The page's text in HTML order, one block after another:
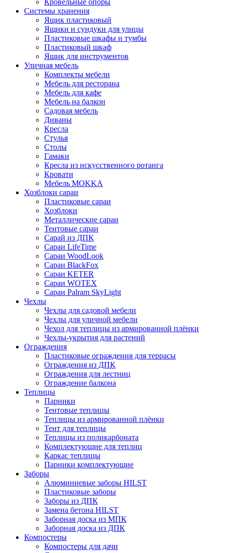
Кровельные опоры
Системы хранения
Ящик пластиковый
Ящики и сундуки для улицы
Пластиковые шкафы и тумбы
Пластиковый шкаф
Ящик для инструментов
Уличная мебель
Комплекты мебели
Мебель для ресторана
Мебель для кафе
Мебель на балкон
Садовая мебель
Диваны
Кресла
Стулья
Столы
Гамаки
Кресла из искусственного ротанга
Кровати
Мебель MOKKA
Хозблоки сараи
Пластиковые сараи
Хозблоки
Металлические сараи
Тентовые сараи
Сарай из ДПК
Cараи LifeTime
Cараи WoodLook
Сараи BlackFox
Сараи KETER
Сараи WOTEX
Сараи Palram SkyLight
Чехлы
Чехлы для садовой мебели
Чехлы для уличной мебели
Чехол для теплицы из армированной плёнки
Чехлы-укрытия для растений
Ограждения
Пластиковые ограждения для террасы
Ограждения из ДПК
Ограждения для лестниц
Ограждение балкона
Теплицы
Парники
Тентовые теплицы
Теплицы из армированной плёнки
Тент для теплицы
Теплицы из поликарбоната
Комплектующие для теплиц
Каркас теплицы
Парники комплектующие
Заборы
Алюминиевые заборы HILST
Пластиковые заборы
Заборы из ДПК
Замена бетона HILST
Заборная доска из МПК
Заборная доска из ДПК
Компостеры
Компостеры для дачи